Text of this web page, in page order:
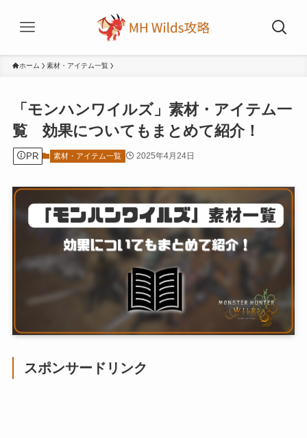
ホーム 素材・アイテム一覧
「モンハンワイルズ」素材・アイテム一
覧 効果についてもまとめて紹介！
PR 素材・アイテム一覧 2025年4月24日
スポンサードリンク